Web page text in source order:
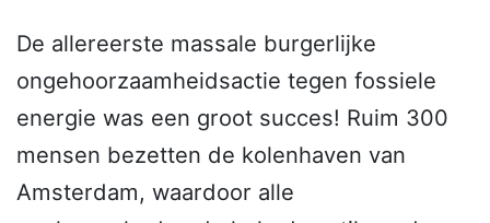
De allereerste massale burgerlijke
ongehoorzaamheidsactie tegen fossiele
energie was een groot succes! Ruim 300
mensen bezetten de kolenhaven van
Amsterdam, waardoor alle